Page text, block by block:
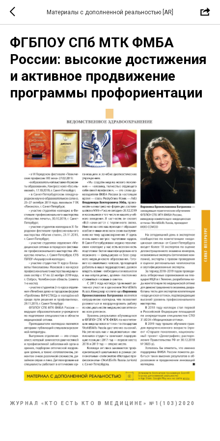
Материалы с дополненной реальностью [AR]
ФГБПОУ СПб МТК ФМБА
России: высокие достижения
и активное продвижение
программы профориентации
ЖУРНАЛ «КТО ЕСТЬ КТО В МЕДИЦИНЕ» №1(103)2020